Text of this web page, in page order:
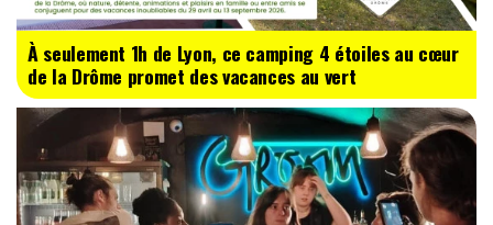
À seulement 1h de Lyon, ce camping 4 étoiles au cœur
de la Drôme promet des vacances au vert